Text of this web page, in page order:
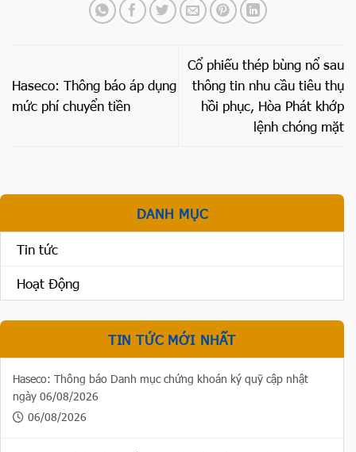
Haseco: Thông báo áp dụng
mức phí chuyển tiền
Cổ phiếu thép bùng nổ sau
thông tin nhu cầu tiêu thụ
hồi phục, Hòa Phát khớp
lệnh chóng mặt
DANH MỤC
Tin tức
Hoạt Động
TIN TỨC MỚI NHẤT
Haseco: Thông báo Danh mục chứng khoán ký quỹ cập nhật
ngày 06/08/2026
06/08/2026